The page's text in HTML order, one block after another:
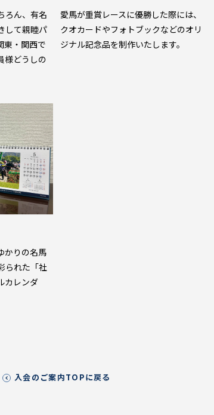
ろん、有名
して親睦パ
東・関西で
様どうしの
愛馬が重賞レースに優勝した際には、
クオカードやフォトブックなどのオリ
ジナル記念品を制作いたします。
かりの名馬
られた「社
カレンダ
入会のご案内TOPに戻る